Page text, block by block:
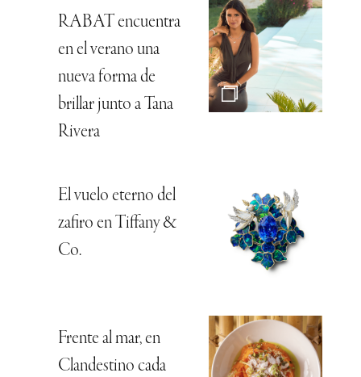
RABAT encuentra
en el verano una
nueva forma de
brillar junto a Tana
Rivera
El vuelo eterno del
zafiro en Tiffany &
Co.
Frente al mar, en
Clandestino cada